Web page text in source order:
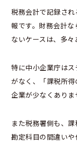
税務会計で記録さ
報です。財務会計
ないケースは、多々
特に中小企業庁は
がなく、「課税所
企業が少なくありま
また税務署側も、課
勘定科目の間違い